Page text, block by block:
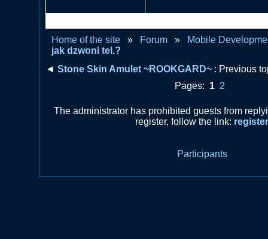
Home of the site
» Forum »
Mobile
jak dzwoni tel.?
◄ Stone Skin Amulet ~ROOKGARD~: Previous
Pages: 1 2
The administrator has prohibited guests from
register, follow the link:
Participants